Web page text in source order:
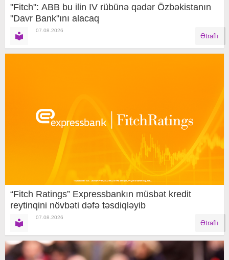
"Fitch": ABB bu ilin IV rübünə qədər Özbəkistanın
"Davr Bank"ını alacaq
07.08.2026
Ətraflı
“Fitch Ratings” Expressbankın müsbət kredit
reytinqini növbəti dəfə təsdiqləyib
07.08.2026
Ətraflı